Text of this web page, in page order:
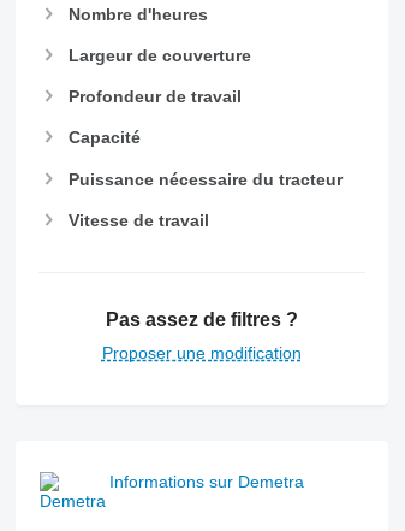
Nombre d'heures
Largeur de couverture
Profondeur de travail
Capacité
Puissance nécessaire du tracteur
Vitesse de travail
Pas assez de filtres ?
Proposer une modification
Informations sur Demetra